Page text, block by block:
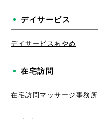
デイサービス
デイサービスあやめ
在宅訪問
在宅訪問マッサージ事務所